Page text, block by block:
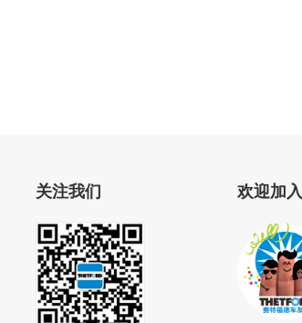
关注我们 欢迎加入